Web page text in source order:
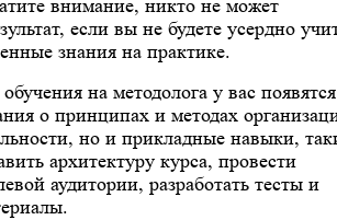
внимание, никто не может
если вы не будете усердно
знания на практике.
на методолога у вас
о принципах и методах
но и прикладные навыки,
архитектуру курса, провести
аудитории, разработать тесты и